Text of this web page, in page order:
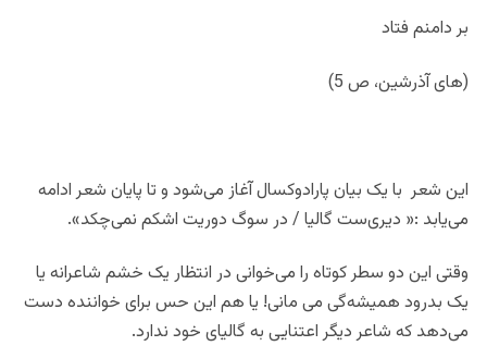
بر دامنم فتاد
(های آذرشین، ص 5)
این شعر با یک بیان پارادوکسال آغاز می‌شود و تا پایان شعر ادامه
می‌یابد :« دیری‌ست گالیا / در سوگ دوریت اشکم نمی‌چکد».
وقتی این دو سطر کوتاه را می‌خوانی در انتظار یک خشم شاعرانه یا
یک بدرود همیشه‌گی می مانی! یا هم این حس برای خواننده دست
می‌دهد که شاعر دیگر اعتنایی به گالیای خود ندارد.